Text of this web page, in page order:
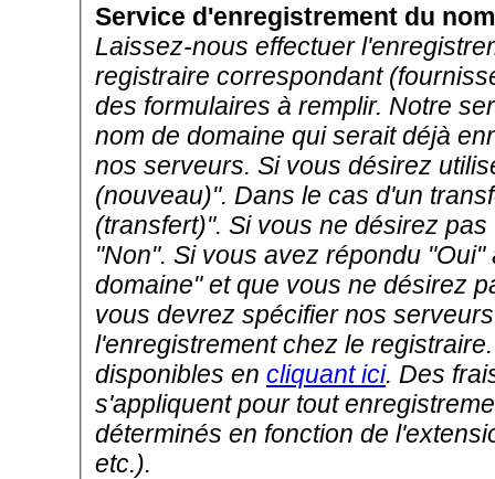
Service d'enregistrement du
Laissez-nous effectuer
registraire correspondant
des formulaires à remplir. Notre
nom de domaine qui serait déjà
nos serveurs. Si vous désirez
(nouveau)". Dans le cas d'un
(transfert)". Si vous ne désirez
"Non". Si vous avez répondu
domaine" et que vous ne désirez
vous devrez spécifier nos
l'enregistrement chez le
disponibles en cliquant ici. Des
s'appliquent pour tout
déterminés en fonction de
etc.).